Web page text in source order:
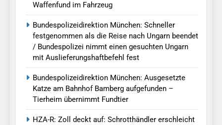
Waffenfund im Fahrzeug
Bundespolizeidirektion München: Schneller
festgenommen als die Reise nach Ungarn beendet
/ Bundespolizei nimmt einen gesuchten Ungarn
mit Auslieferungshaftbefehl fest
Bundespolizeidirektion München: Ausgesetzte
Katze am Bahnhof Bamberg aufgefunden –
Tierheim übernimmt Fundtier
HZA-R: Zoll deckt auf: Schrotthändler erschleicht